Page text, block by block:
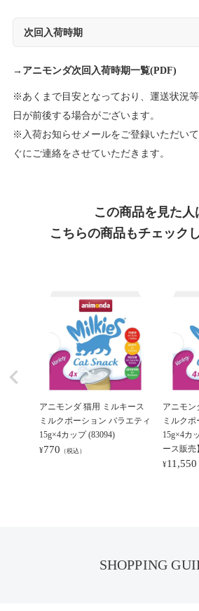
次回入荷時期
→ アニモンダ次回入荷時期一覧(PDF)
※あくまで目安となっており、運送状況
日が前後する場合がございます。
※入荷お知らせメールをご登録いただい
ぐにご連絡をさせていただきます。
この商品を見た人
こちらの商品もチェック
アニモンダ 猫用 ミルキース
ミルクポーション バラエティ
15g×4カップ (83094)
¥770 （税込）
アニモン
ミルク
15g×4カ
ース販売】
¥11,550
SHOPPING